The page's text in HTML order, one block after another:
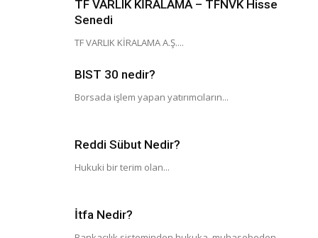
TF VARLIK KİRALAMA – TFNVK Hisse
Senedi
TF VARLIK KİRALAMA A.Ş....
BIST 30 nedir?
Borsada işlem yapan yatırımcıların...
Reddi Sübut Nedir?
Hukuki bir terim olan...
İtfa Nedir?